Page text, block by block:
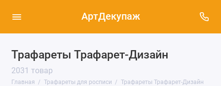
АртДекупаж
Трафареты Трафарет-Дизайн
2031 товар
Главная Трафареты для росписи Трафареты Трафарет-Дизайн
Трафареты Cadence (37)
Трафареты Трафарет-Дизайн (2031)